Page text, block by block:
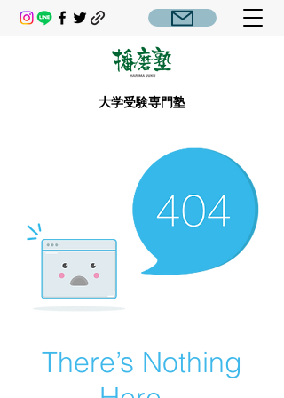
大学受験専門塾
There’s Nothing